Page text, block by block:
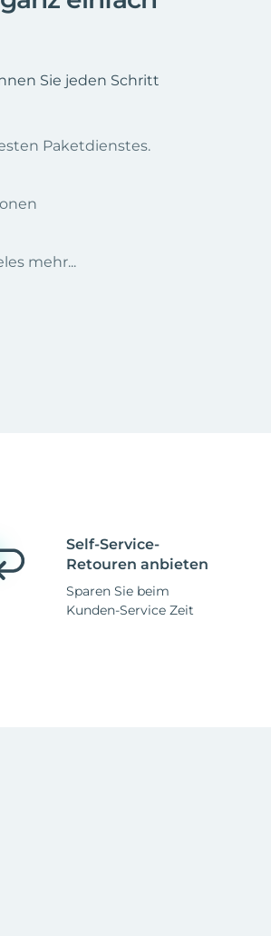
Sie jeden Schritt
Paketdienstes.
mehr...
Self-Service-
Retouren anbieten
Sparen Sie beim
Kunden-Service Zeit